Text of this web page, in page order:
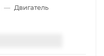
— Двигатель